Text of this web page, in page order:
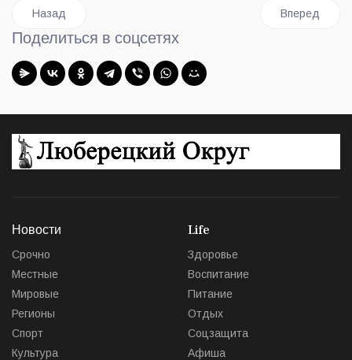
Предыдущий: Самозанятые обучались на бесплатном
Назад Следующий:
Вперед
Поделиться в соцсетях
Новости
Срочно
Местные
Мировые
Регионы
Спорт
Культура
Life
Здоровье
Воспитание
Питание
Отдых
Соцзащита
Афиша